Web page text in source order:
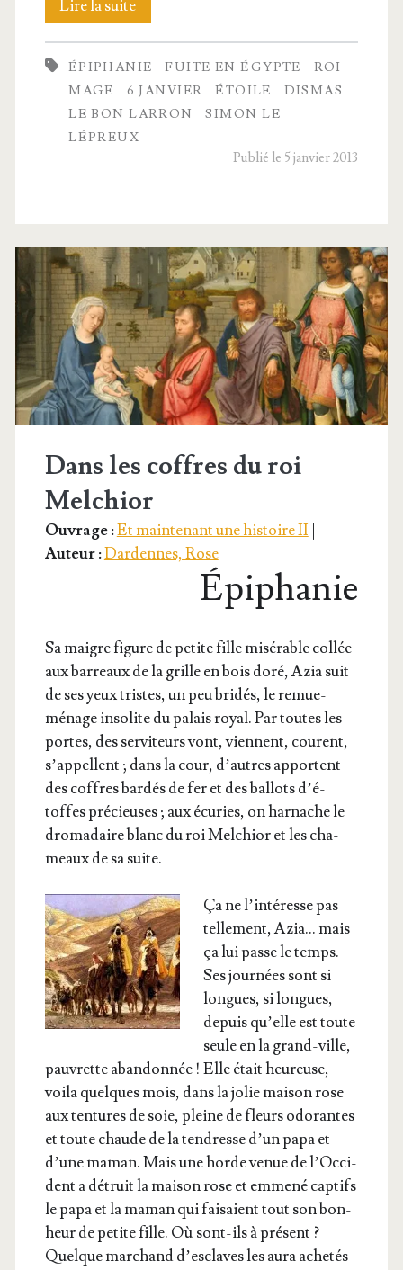
Lire la suiteLe
retour
des
Rois Mages
ÉPIPHANIE FUITE EN ÉGYPTE
ROI
MAGE
6 JANVIER ÉTOILE
DIS­MAS
LE BON LARRON
SIMON LE
LÉPREUX
Publié le 5 janvier 2013
Dans les coffres du roi
Melchior
Ouvrage :Et maintenant une histoire II
Auteur :Dardennes, Rose
Épiphanie
Sa maigre figure de petite fille misé­rable col­lée
aux bar­reaux de la grille en bois doré, Azia suit
de ses yeux tristes, un peu bri­dés, le remue-
ménage inso­lite du palais royal. Par toutes les
portes, des ser­vi­teurs vont, viennent, courent,
s’ap­pellent ; dans la cour, d’autres apportent
des coffres bar­dés de fer et des bal­lots d’é­
toffes pré­cieuses ; aux écu­ries, on har­nache le
dro­ma­daire blanc du roi Mel­chior et les cha­
meaux de sa suite.
Ça ne l’in­té­resse pas
tel­le­ment, Azia… mais
ça lui passe le temps.
Ses jour­nées sont si
longues, si longues,
depuis qu’elle est toute
seule en la grand-ville,
pau­vrette aban­don­née ! Elle était heu­reuse,
voi­la quelques mois, dans la jolie mai­son rose
aux ten­tures de soie, pleine de fleurs odo­rantes
et toute chaude de la ten­dresse d’un papa et
d’une maman. Mais une horde venue de l’Oc­ci­
dent a détruit la mai­son rose et emme­né cap­tifs
le papa et la maman qui fai­saient tout son bon­
heur de petite fille. Où sont-ils à pré­sent ?
Quelque mar­chand d’es­claves les aura ache­tés